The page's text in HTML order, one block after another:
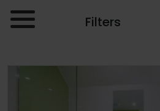
Filters